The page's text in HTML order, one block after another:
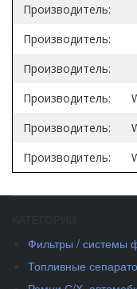
Производитель:
Производитель:
Производитель:
Производитель:
Производитель:
Производитель:
Фильтры / системы
Топливные